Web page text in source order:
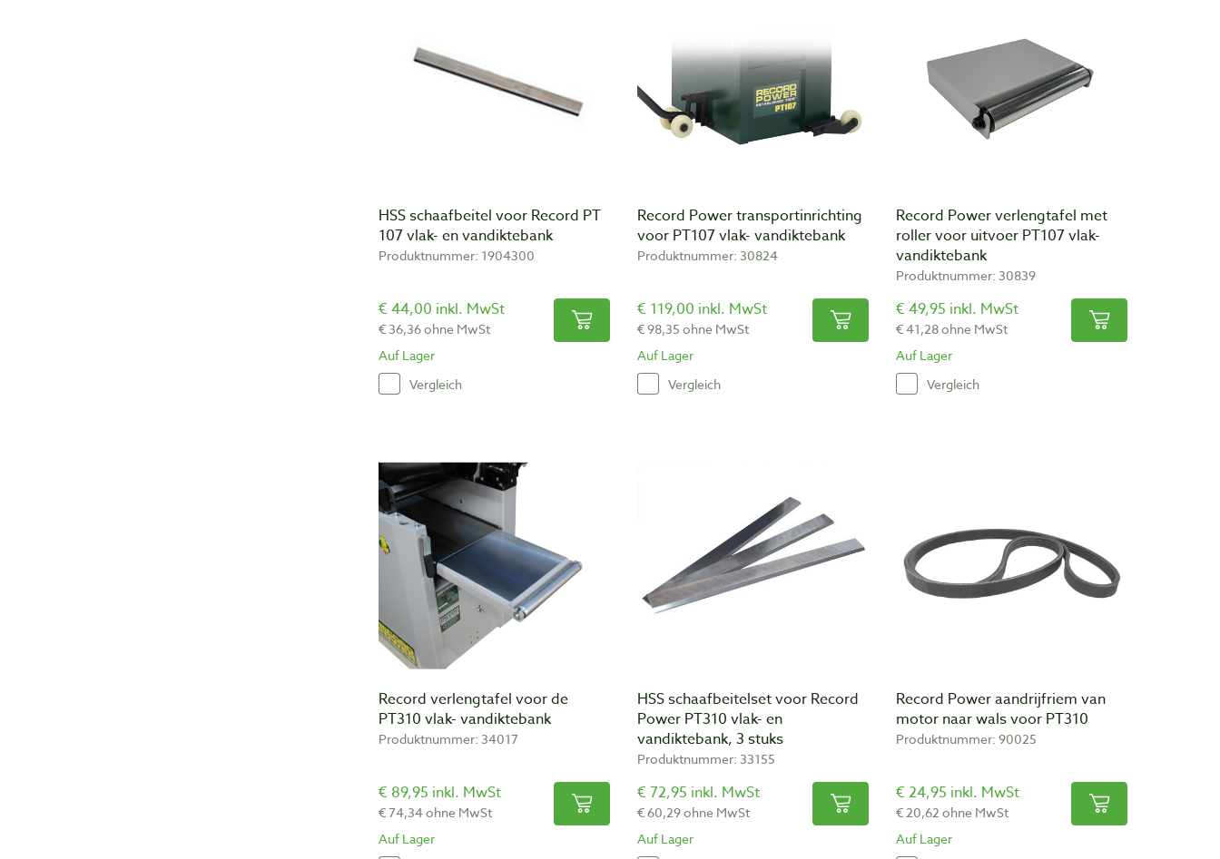
HSS schaafbeitel voor Record PT
107 vlak- en vandiktebank
Produktnummer: 1904300
€ 44,00 inkl. MwSt
€ 36,36 ohne MwSt
Auf Lager
Vergleich
Record Power transportinrichting
voor PT107 vlak- vandiktebank
Produktnummer: 30824
€ 119,00 inkl. MwSt
€ 98,35 ohne MwSt
Auf Lager
Vergleich
Record Power verlengtafel met
roller voor uitvoer PT107 vlak-
vandiktebank
Produktnummer: 30839
€ 49,95 inkl. MwSt
€ 41,28 ohne MwSt
Auf Lager
Vergleich
Record verlengtafel voor de
PT310 vlak- vandiktebank
Produktnummer: 34017
€ 89,95 inkl. MwSt
€ 74,34 ohne MwSt
Auf Lager
HSS schaafbeitelset voor Record
Power PT310 vlak- en
vandiktebank, 3 stuks
Produktnummer: 33155
€ 72,95 inkl. MwSt
€ 60,29 ohne MwSt
Auf Lager
Record Power aandrijfriem van
motor naar wals voor PT310
Produktnummer: 90025
€ 24,95 inkl. MwSt
€ 20,62 ohne MwSt
Auf Lager